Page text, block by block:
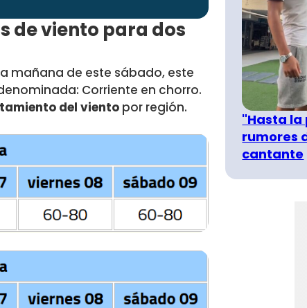
de viento para dos
mañana de este sábado, este
Corriente en chorro.
del viento por región.
"Hasta la
rumores
cantante